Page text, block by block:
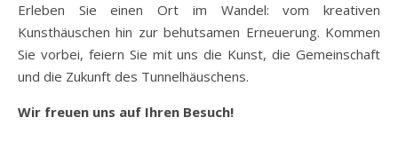
Erleben Sie einen Ort im Wandel: vom kreativen
Kunsthäuschen hin zur behutsamen Erneuerung. Kommen
Sie vorbei, feiern Sie mit uns die Kunst, die Gemeinschaft
und die Zukunft des Tunnelhäuschens.
Wir freuen uns auf Ihren Besuch!